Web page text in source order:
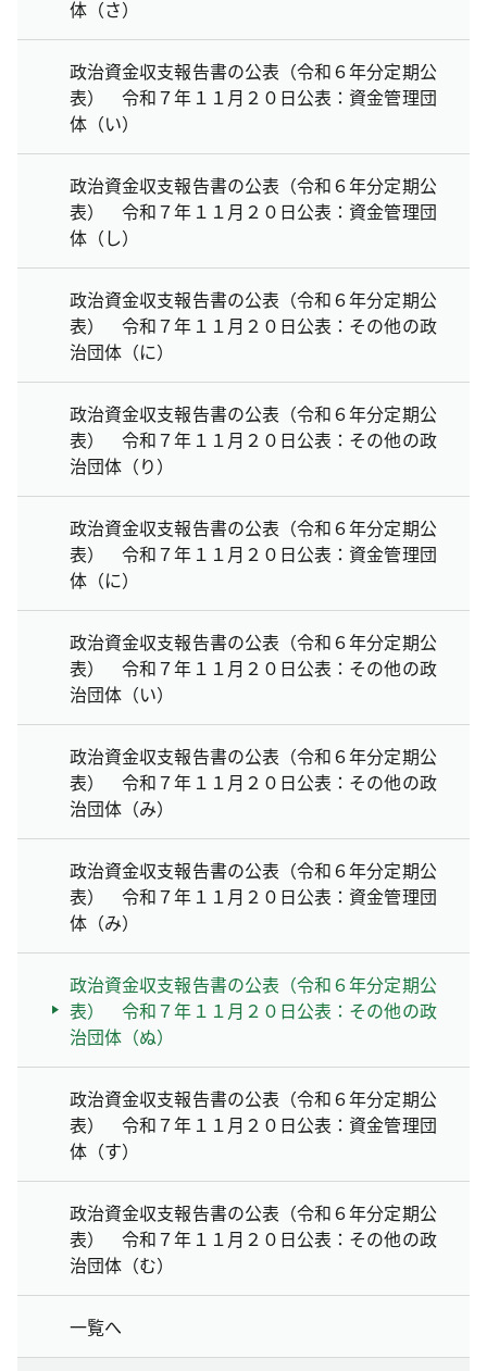
体（さ）
政治資金収支報告書の公表（令和６年分定期公
表） 令和７年１１月２０日公表：資金管理団
体（い）
政治資金収支報告書の公表（令和６年分定期公
表） 令和７年１１月２０日公表：資金管理団
体（し）
政治資金収支報告書の公表（令和６年分定期公
表） 令和７年１１月２０日公表：その他の政
治団体（に）
政治資金収支報告書の公表（令和６年分定期公
表） 令和７年１１月２０日公表：その他の政
治団体（り）
政治資金収支報告書の公表（令和６年分定期公
表） 令和７年１１月２０日公表：資金管理団
体（に）
政治資金収支報告書の公表（令和６年分定期公
表） 令和７年１１月２０日公表：その他の政
治団体（い）
政治資金収支報告書の公表（令和６年分定期公
表） 令和７年１１月２０日公表：その他の政
治団体（み）
政治資金収支報告書の公表（令和６年分定期公
表） 令和７年１１月２０日公表：資金管理団
体（み）
政治資金収支報告書の公表（令和６年分定期公
表） 令和７年１１月２０日公表：その他の政
治団体（ぬ）
政治資金収支報告書の公表（令和６年分定期公
表） 令和７年１１月２０日公表：資金管理団
体（す）
政治資金収支報告書の公表（令和６年分定期公
表） 令和７年１１月２０日公表：その他の政
治団体（む）
一覧へ